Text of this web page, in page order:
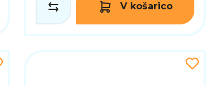
V košarico